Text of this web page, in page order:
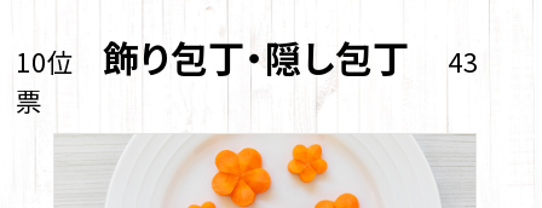
10位 飾り包丁・隠し包丁
43
票